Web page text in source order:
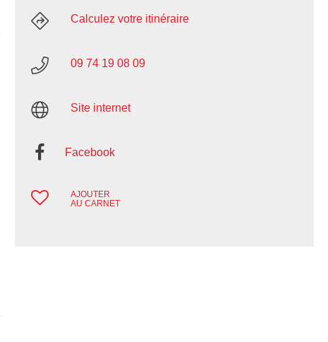
Calculez votre itinéraire
09 74 19 08 09
Site internet
Facebook
AJOUTER
AU CARNET